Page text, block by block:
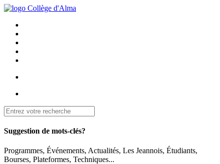
Suggestion de mots-clés?
Programmes, Événements, Actualités, Les Jeannois, Étudiants,
Bourses, Plateformes, Techniques...